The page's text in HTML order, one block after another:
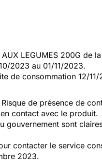
LEGUMES 200G de
2023 au 01/11/2023.
de consommation 12/11/
de présence de
contact avec le produit.
gouvernement sont
contacter le service
2023.